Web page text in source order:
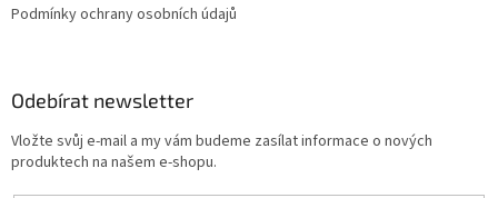
Podmínky ochrany osobních údajů
Odebírat newsletter
Vložte svůj e-mail a my vám budeme zasílat informace o nových
produktech na našem e-shopu.